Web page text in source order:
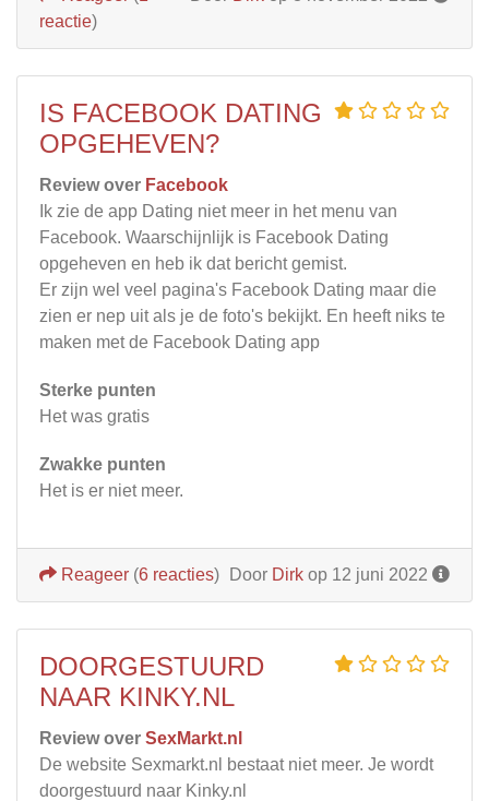
reactie)
IS FACEBOOK DATING
OPGEHEVEN?
Review over Facebook
Ik zie de app Dating niet meer in het menu van
Facebook. Waarschijnlijk is Facebook Dating
opgeheven en heb ik dat bericht gemist.
Er zijn wel veel pagina's Facebook Dating maar die
zien er nep uit als je de foto's bekijkt. En heeft niks te
maken met de Facebook Dating app
Sterke punten
Het was gratis
Zwakke punten
Het is er niet meer.
Door Dirk op 12 juni 2022
Reageer (6 reacties)
DOORGESTUURD
NAAR KINKY.NL
Review over SexMarkt.nl
De website Sexmarkt.nl bestaat niet meer. Je wordt
doorgestuurd naar Kinky.nl